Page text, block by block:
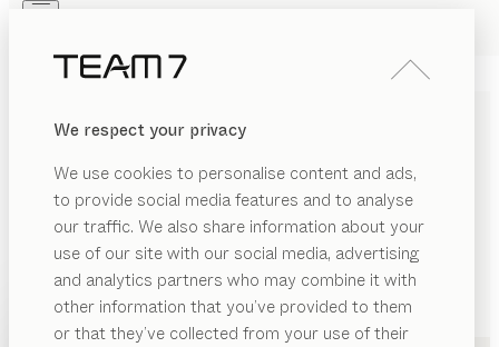
We respect your privacy
We use cookies to personalise content and ads,
to provide social media features and to analyse
our traffic. We also share information about your
use of our site with our social media, advertising
and analytics partners who may combine it with
other information that you’ve provided to them
or that they’ve collected from your use of their
PRODUKTE
INSPIRATION
HÄNDLER
PRODUKTE
+43 5352 22550